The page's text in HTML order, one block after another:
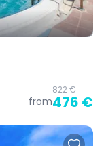
from
822 €
476 €